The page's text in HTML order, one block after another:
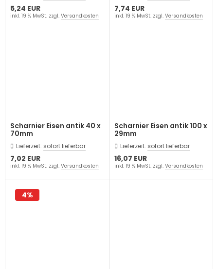
5,24 EUR
inkl. 19 % MwSt. zzgl. Versandkosten
7,74 EUR
inkl. 19 % MwSt. zzgl. Versandkosten
Scharnier Eisen antik 40 x
70mm
Lieferzeit: sofort lieferbar
7,02 EUR
inkl. 19 % MwSt. zzgl. Versandkosten
Scharnier Eisen antik 100 x
29mm
Lieferzeit: sofort lieferbar
16,07 EUR
inkl. 19 % MwSt. zzgl. Versandkosten
4%